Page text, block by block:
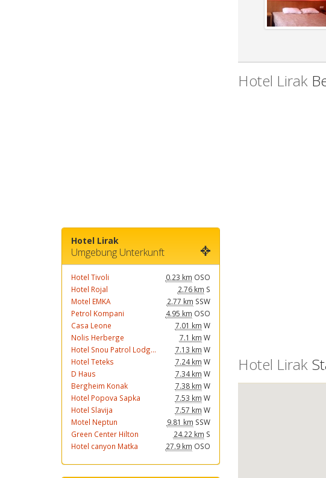
Hotel Lirak
Umgebung Unterkunft
Hotel Tivoli 0.23 km OSO
Hotel Rojal
2.76 km S
Motel EMKA
2.77 km SSW
Petrol Kompani
4.95 km OSO
Casa Leone
7.01 km W
Nolis Herberge
7.1 km W
Hotel Snou Patrol Lodg...
7.13 km W
Hotel Teteks
7.24 km W
D Haus
7.34 km W
Bergheim Konak
7.38 km W
Hotel Popova Sapka
7.53 km W
Hotel Slavija
7.57 km W
Motel Neptun
9.81 km SSW
Green Center Hilton
24.22 km S
Hotel canyon Matka
27.9 km OSO
Hotel Lirak
Hotel Lirak